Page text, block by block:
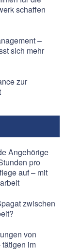
schaffen
–
sich mehr
zur
Angehörige
pro
auf – mit
zwischen
von
im